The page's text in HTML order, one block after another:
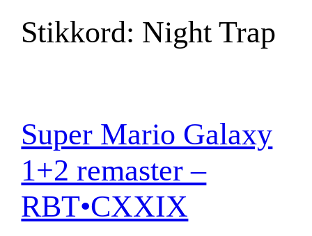
Stikkord: Night Trap
Super Mario Galaxy
1+2 remaster –
RBT•CXXIX